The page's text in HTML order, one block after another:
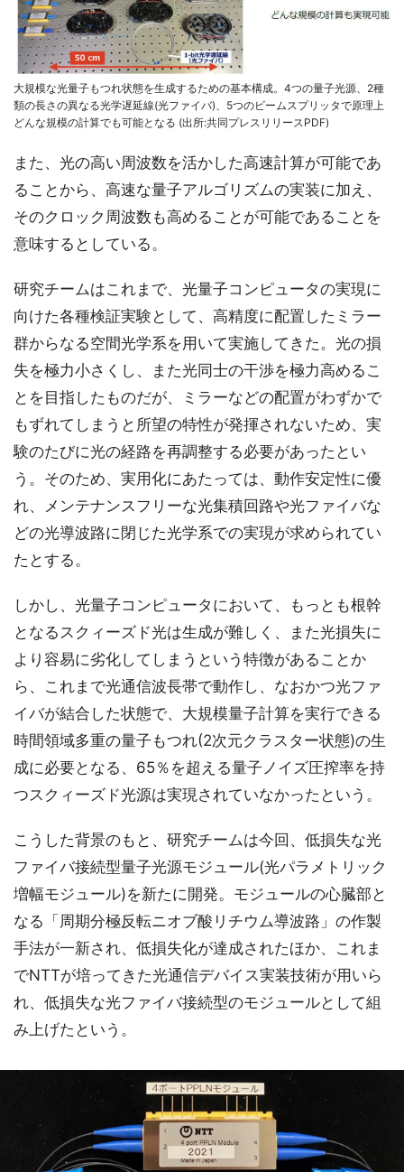
大規模な光量子もつれ状態を生成するための基本構成。4つの量子光源、2種
類の長さの異なる光学遅延線(光ファイバ)、5つのビームスプリッタで原理上
どんな規模の計算でも可能となる (出所:共同プレスリリースPDF)
また、光の高い周波数を活かした高速計算が可能であ
ることから、高速な量子アルゴリズムの実装に加え、
そのクロック周波数も高めることが可能であることを
意味するとしている。
研究チームはこれまで、光量子コンピュータの実現に
向けた各種検証実験として、高精度に配置したミラー
群からなる空間光学系を用いて実施してきた。光の損
失を極力小さくし、また光同士の干渉を極力高めるこ
とを目指したものだが、ミラーなどの配置がわずかで
もずれてしまうと所望の特性が発揮されないため、実
験のたびに光の経路を再調整する必要があったとい
う。そのため、実用化にあたっては、動作安定性に優
れ、メンテナンスフリーな光集積回路や光ファイバな
どの光導波路に閉じた光学系での実現が求められてい
たとする。
しかし、光量子コンピュータにおいて、もっとも根幹
となるスクィーズド光は生成が難しく、また光損失に
より容易に劣化してしまうという特徴があることか
ら、これまで光通信波長帯で動作し、なおかつ光ファ
イバが結合した状態で、大規模量子計算を実行できる
時間領域多重の量子もつれ(2次元クラスター状態)の生
成に必要となる、65％を超える量子ノイズ圧搾率を持
つスクィーズド光源は実現されていなかったという。
こうした背景のもと、研究チームは今回、低損失な光
ファイバ接続型量子光源モジュール(光パラメトリック
増幅モジュール)を新たに開発。モジュールの心臓部と
なる「周期分極反転ニオブ酸リチウム導波路」の作製
手法が一新され、低損失化が達成されたほか、これま
でNTTが培ってきた光通信デバイス実装技術が用いら
れ、低損失な光ファイバ接続型のモジュールとして組
み上げたという。